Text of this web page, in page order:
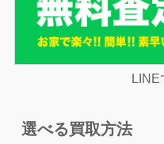
LINE
選べる買取方法